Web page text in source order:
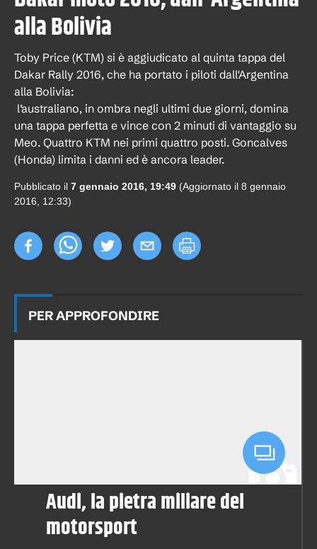
alla Bolivia
Toby Price (KTM) si è aggiudicato al quinta tappa del
Dakar Rally 2016, che ha portato i piloti dall'Argentina
alla Bolivia:
l’australiano, in ombra negli ultimi due giorni, domina
una tappa perfetta e vince con 2 minuti di vantaggio su
Meo. Quattro KTM nei primi quattro posti. Goncalves
(Honda) limita i danni ed è ancora leader.
Pubblicato il 7 gennaio 2016, 19:49 (Aggiornato il 8 gennaio
2016, 12:33)
PER APPROFONDIRE
Audi, la pietra miliare del
motorsport